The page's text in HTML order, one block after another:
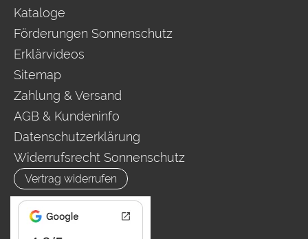
Kataloge
Förderungen Sonnenschutz
Erklärvideos
Sitemap
Zahlung & Versand
AGB & Kundeninfo
Datenschutzerklärung
Widerrufsrecht Sonnenschutz
Vertrag widerrufen